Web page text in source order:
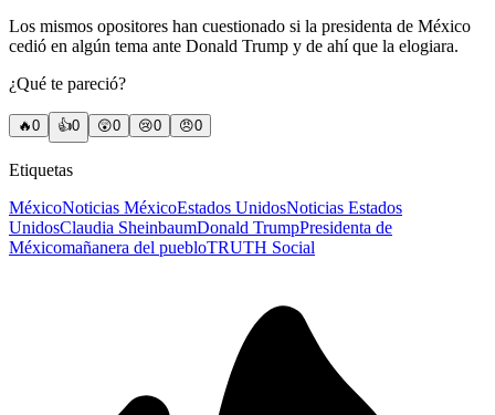
Los mismos opositores han cuestionado si la presidenta de México
cedió en algún tema ante Donald Trump y de ahí que la elogiara.
¿Qué te pareció?
🔥0 👍0 😲0 😢0 😠0
Etiquetas
MéxicoNoticias MéxicoEstados UnidosNoticias Estados
UnidosClaudia SheinbaumDonald TrumpPresidenta de
Méxicomañanera del puebloTRUTH Social